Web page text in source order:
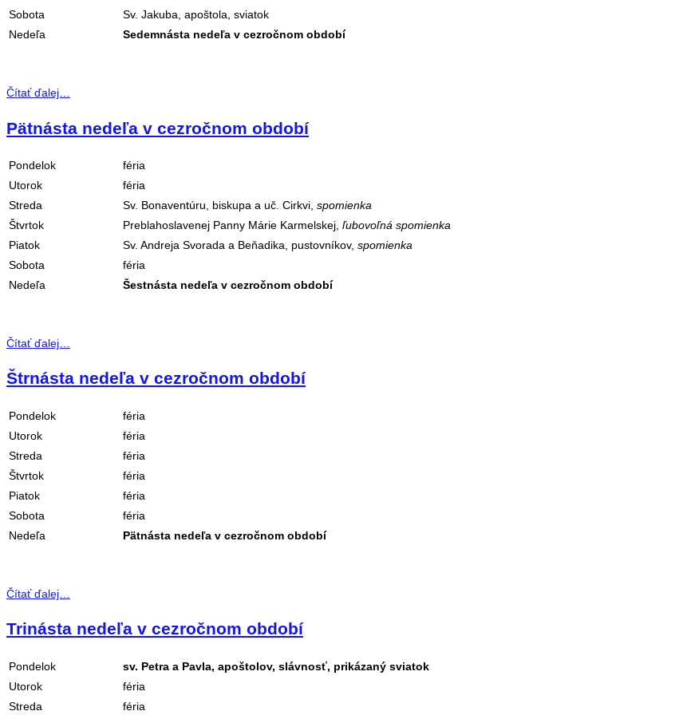
Sobota
Sv. Jakuba, apoštola, sviatok
Nedeľa
Sedemnásta nedeľa v cezročnom období
Čítať ďalej…
Pätnásta nedeľa v cezročnom období
Pondelok
féria
Utorok
féria
Streda
Sv. Bonaventúru, biskupa a uč. Cirkvi, spomienka
Štvrtok
Preblahoslavenej Panny Márie Karmelskej, ľubovoľná spomienka
Piatok
Sv. Andreja Svorada a Beňadika, pustovníkov, spomienka
Sobota
féria
Nedeľa
Šestnásta nedeľa v cezročnom období
Čítať ďalej…
Štrnásta nedeľa v cezročnom období
Pondelok
féria
Utorok
féria
Streda
féria
Štvrtok
féria
Piatok
féria
Sobota
féria
Nedeľa
Pätnásta nedeľa v cezročnom období
Čítať ďalej…
Trinásta nedeľa v cezročnom období
Pondelok
sv. Petra a Pavla, apoštolov, slávnosť, prikázaný sviatok
Utorok
féria
Streda
féria